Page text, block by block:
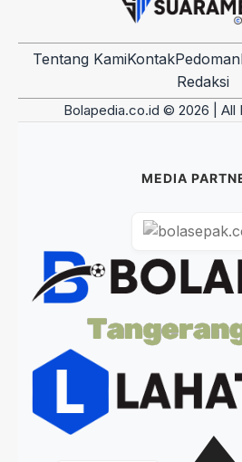
Tentang KamiKontakPedoman
Redaksi
Bolapedia.co.id © 2026 | All
MEDIA